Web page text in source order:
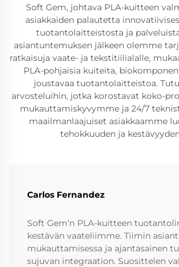
Soft Gem, johtava PLA-kuitteen
asiakkaiden palautetta
tuotantolaitteistosta ja
asiantuntemuksen jälkeen olemme
ratkaisuja vaate- ja tekstitiilialalle,
PLA-pohjaisia kuiteita,
joustavaa tuotantolaitteistoa.
arvosteluihin, jotka korostavat koko-
mukauttamiskyvymme ja 24/7
maailmanlaajuiset asiakkaamme
tehokkuuden ja
Carlos Fernandez
Soft Gem’n PLA-kuitteen
kestävän vaateliimme. Tiimin
mukauttamisessa ja ajantasainen
sujuvan integraation. Suosittelen